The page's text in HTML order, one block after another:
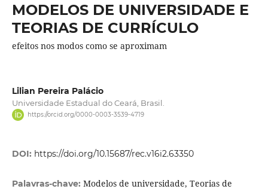
MODELOS DE UNIVERSIDADE E
TEORIAS DE CURRÍCULO
efeitos nos modos como se aproximam
Lilian Pereira Palácio
Universidade Estadual do Ceará, Brasil.
https://orcid.org/0000-0003-3539-4719
DOI: https://doi.org/10.15687/rec.v16i2.63350
Palavras-chave: Modelos de universidade, Teorias de